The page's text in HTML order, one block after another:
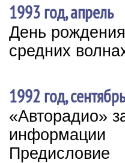
1993 год, апрель
День
средних
1992 год,
«Авторадио»
информации
Предисловие